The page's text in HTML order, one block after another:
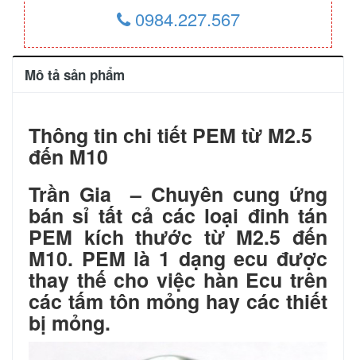
0984.227.567
Mô tả sản phẩm
Thông tin chi tiết PEM từ M2.5
đến M10
Trần Gia – Chuyên cung ứng
bán sỉ tất cả các loại đinh tán
PEM kích thước từ M2.5 đến
M10. PEM là 1 dạng ecu được
thay thế cho việc hàn Ecu trên
các tấm tôn mỏng hay các thiết
bị mỏng.